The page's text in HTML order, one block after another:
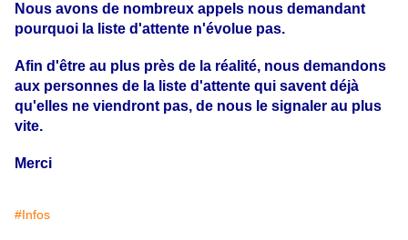
Nous avons de nombreux appels nous demandant
pourquoi la liste d'attente n'évolue pas.
Afin d'être au plus près de la réalité, nous demandons
aux personnes de la liste d'attente qui savent déjà
qu'elles ne viendront pas, de nous le signaler au plus
vite.
Merci
#Infos